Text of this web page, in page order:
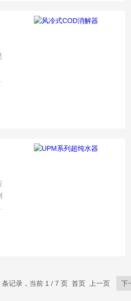
条记录，当前 1 / 7 页 首页 上一页 下